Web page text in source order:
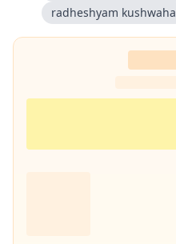
radheshyam kushwaha